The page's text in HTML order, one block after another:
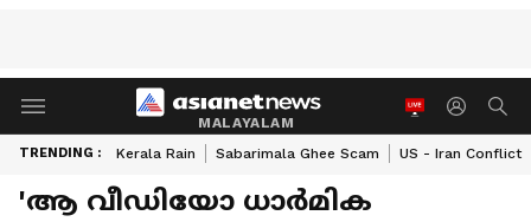
MALAYALAM
TRENDING : Kerala Rain Sabarimala Ghee Scam US - Iran Conflict
'ആ വീഡിയോ ധാർമിക